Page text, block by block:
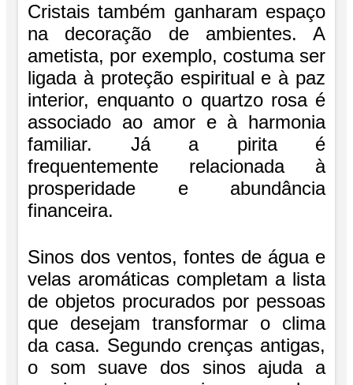
Cristais também ganharam espaço
na decoração de ambientes. A
ametista, por exemplo, costuma ser
ligada à proteção espiritual e à paz
interior, enquanto o quartzo rosa é
associado ao amor e à harmonia
familiar. Já a pirita é
frequentemente relacionada à
prosperidade e abundância
financeira.
Sinos dos ventos, fontes de água e
velas aromáticas completam a lista
de objetos procurados por pessoas
que desejam transformar o clima
da casa. Segundo crenças antigas,
o som suave dos sinos ajuda a